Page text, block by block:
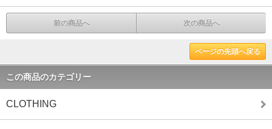
前の商品へ 次の商品へ
ページの先頭へ戻る
この商品のカテゴリー
CLOTHING